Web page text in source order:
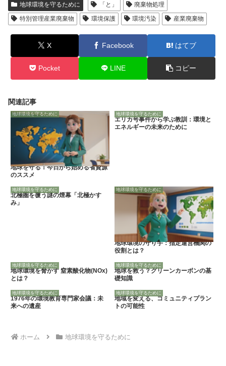
地球環境を守るために 「と」
廃棄物処理
特別管理産業廃棄物
環境保護 環境汚染 産業廃棄物
X Facebook はてブ
Pocket LINE コピー
関連記事
地球環境を守るために
地球を守る！今日から始める省資源
のススメ
地球環境を守るために
エリカ号事件から学ぶ教訓：環境と
エネルギーの未来のために
地球環境を守るために
北極圏を覆う謎の煙幕「北極かす
み」
地球環境を守るために
地球環境の守り手：指定運営機関の
役割とは？
地球環境を守るために
地球環境を脅かす 窒素酸化物(NOx)
とは？
地球環境を守るために
地球を救う？グリーンカーボンの基
礎知識
地球環境を守るために
1976年の環境教育専門家会議：未
来への遺産
地球環境を守るために
地域を変える、コミュニティプラン
トの可能性
ホーム 地球環境を守るために